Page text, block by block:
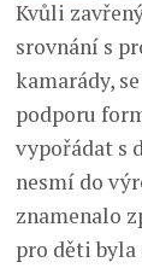
Kvůli
srovnání s
kamarády,
podporu
vypořádat s
nesmí do
znamenalo
pro děti byla